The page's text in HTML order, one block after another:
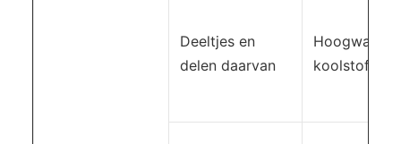
Deeltjes en
delen daarvan
koolstofstaal